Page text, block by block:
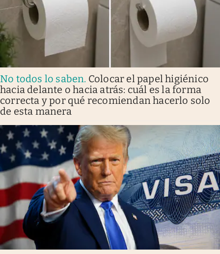
No todos lo saben. Colocar el papel higiénico
hacia delante o hacia atrás: cuál es la forma
correcta y por qué recomiendan hacerlo solo
de esta manera